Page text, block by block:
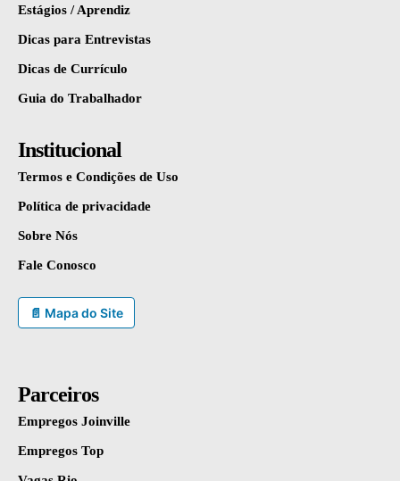
Estágios / Aprendiz
Dicas para Entrevistas
Dicas de Currículo
Guia do Trabalhador
Institucional
Termos e Condições de Uso
Política de privacidade
Sobre Nós
Fale Conosco
📄 Mapa do Site
Parceiros
Empregos Joinville
Empregos Top